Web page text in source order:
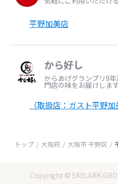
平野加美店
から好し
からあげグランプリ9
門店の味をお届けします
（取扱店：ガスト平野加
トップ 大阪府 大阪市 平野区
Copyright © SKYLARK